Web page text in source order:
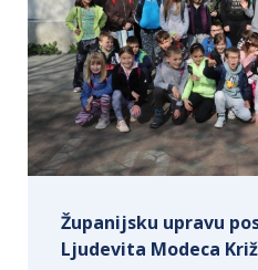
Županijsku upravu
Ljudevita Modeca